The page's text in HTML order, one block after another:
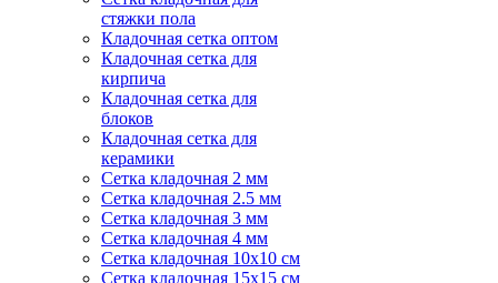
стяжки пола
Кладочная сетка оптом
Кладочная сетка для
кирпича
Кладочная сетка для
блоков
Кладочная сетка для
керамики
Сетка кладочная 2 мм
Сетка кладочная 2.5 мм
Сетка кладочная 3 мм
Сетка кладочная 4 мм
Сетка кладочная 10x10 см
Сетка кладочная 15x15 см